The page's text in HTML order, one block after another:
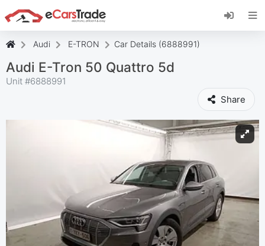
Installige eCarsTrade'i veebirakendus, lisage
see oma Avakuvale ja saate koheseid uuendusi.
Paigaldage
Audi E-TRON Car Details (6888991)
Audi E-Tron 50 Quattro 5d
Unit #6888991
Share